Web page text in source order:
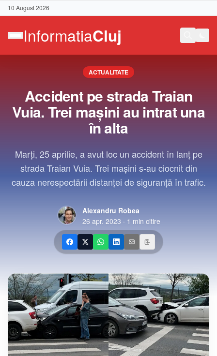
10 August 2026
ACTUALITATE
Accident pe strada Traian
Vuia. Trei mașini au intrat una
în alta
Marți, 25 aprilie, a avut loc un accident în lanț pe
strada Traian Vuia. Trei mașini s-au ciocnit din
cauza nerespectării distanței de siguranță în trafic.
Alexandru Robea
26 apr. 2023 · 1 min citire